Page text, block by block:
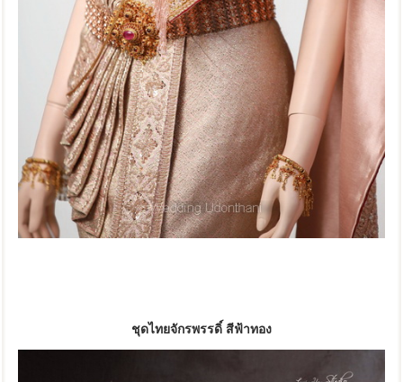
ชุดไทยจักรพรรดิ์ สีฟ้าทอง